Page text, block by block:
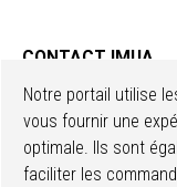
CONTACT IMUA
Contact
Nos boutiques
Accéder à mon compte
Notre portail utilise
vous fournir une
optimale. Ils sont
faciliter les